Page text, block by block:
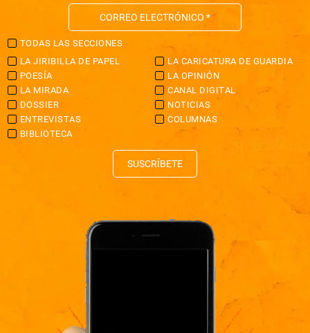
TODAS LAS SECCIONES
LA JIRIBILLA DE PAPEL
LA CARICATURA DE GUARDIA
POESÍA
LA OPINIÓN
LA MIRADA
CANAL DIGITAL
DOSSIER
NOTICIAS
ENTREVISTAS
COLUMNAS
BIBLIOTECA
SUSCRÍBETE